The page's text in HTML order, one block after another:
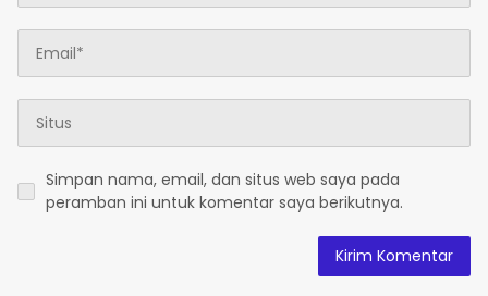
Simpan nama, email, dan situs web saya pada
peramban ini untuk komentar saya berikutnya.